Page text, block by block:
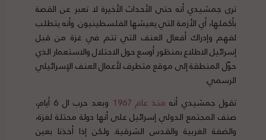
ترى جمشيدي أنه حتى الأحداث الأخيرة لا تعبر عن القصة
بأكملها، أي الأزمة التي يعيشها الفلسطينيون. وأنه يتطلب
لفهم وإدراك أفعال العنف التي تتم في غزة من قبل
إسرائيل الاطلاع بمنظور أوسع حول الاحتلال والاستعمار الذي
حوّل المنطقة إلى موقع متطرف لأعمال العنف الإسرائيلي
الرسمي.
تقول جمشيدي أنه منذ عام
وبعد حرب ال 6 أيام،
صنف المجتمع الدولي إسرائيل على أنها دولة محتلة لغزة،
والضفة الغربية والقدس الشرقية. ولكن إذا أخذنا بعين